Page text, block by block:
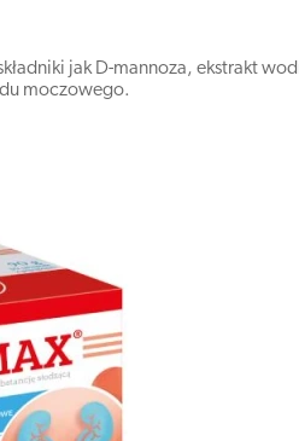
jak D-mannoza, ekstrakt
moczowego.